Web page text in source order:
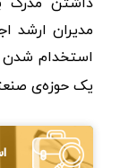
مدیران ارشد
استخدام شدن
یک حوزه‌ی